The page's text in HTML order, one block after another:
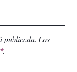
publicada. Los
*.